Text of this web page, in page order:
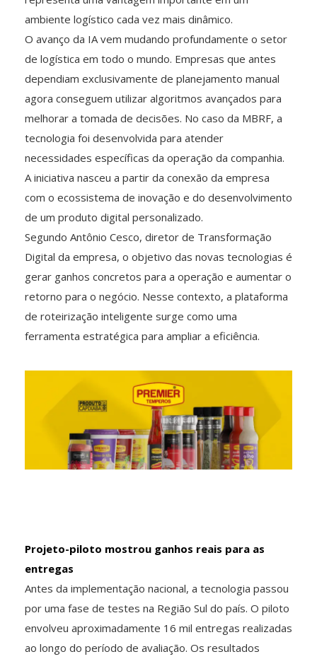
ambiente logístico cada vez mais dinâmico.
O avanço da IA vem mudando profundamente o setor
de logística em todo o mundo. Empresas que antes
dependiam exclusivamente de planejamento manual
agora conseguem utilizar algoritmos avançados para
melhorar a tomada de decisões. No caso da MBRF, a
tecnologia foi desenvolvida para atender
necessidades específicas da operação da companhia.
A iniciativa nasceu a partir da conexão da empresa
com o ecossistema de inovação e do desenvolvimento
de um produto digital personalizado.
Segundo Antônio Cesco, diretor de Transformação
Digital da empresa, o objetivo das novas tecnologias é
gerar ganhos concretos para a operação e aumentar o
retorno para o negócio. Nesse contexto, a plataforma
de roteirização inteligente surge como uma
ferramenta estratégica para ampliar a eficiência.
Projeto-piloto mostrou ganhos reais para as
entregas
Antes da implementação nacional, a tecnologia passou
por uma fase de testes na Região Sul do país. O piloto
envolveu aproximadamente 16 mil entregas realizadas
ao longo do período de avaliação. Os resultados